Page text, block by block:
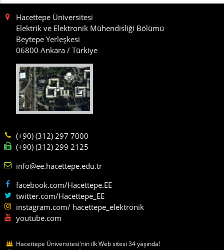
Hacettepe Üniversitesi
Elektrik ve Elektronik Mühendisliği Bölümü
Beytepe Yerleşkesi
06800 Ankara / Türkiye
(+90) (312) 297 7000
(+90) (312) 299 2125
info@ee.hacettepe.edu.tr
facebook.com/Hacettepe.EE
twitter.com/Hacettepe_EE
instagram.com/ hacettepe_elektronik
youtube.com
Hacettepe Üniversitesi'nin ilk Web sitesi 34 yaşında!